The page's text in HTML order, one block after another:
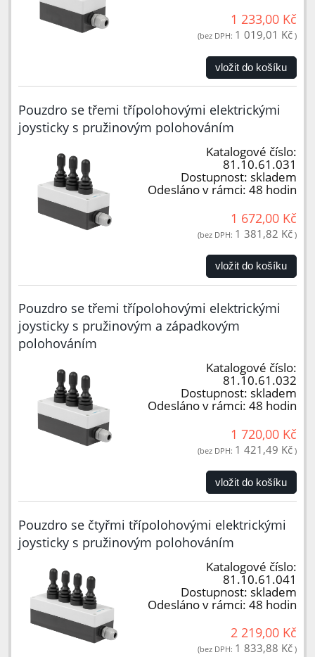
1 233,00 Kč
(bez DPH: 1 019,01 Kč )
vložit do košíku
Pouzdro se třemi třípolohovými elektrickými
joysticky s pružinovým polohováním
Katalogové číslo:
81.10.61.031
Dostupnost: skladem
Odesláno v rámci: 48 hodin
1 672,00 Kč
(bez DPH: 1 381,82 Kč )
vložit do košíku
Pouzdro se třemi třípolohovými elektrickými
joysticky s pružinovým a západkovým
polohováním
Katalogové číslo:
81.10.61.032
Dostupnost: skladem
Odesláno v rámci: 48 hodin
1 720,00 Kč
(bez DPH: 1 421,49 Kč )
vložit do košíku
Pouzdro se čtyřmi třípolohovými elektrickými
joysticky s pružinovým polohováním
Katalogové číslo:
81.10.61.041
Dostupnost: skladem
Odesláno v rámci: 48 hodin
2 219,00 Kč
(bez DPH: 1 833,88 Kč )